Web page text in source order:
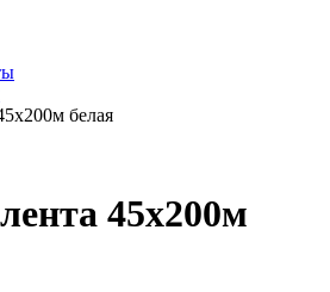
белая
45x200м